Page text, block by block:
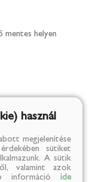
mentes helyen
használ
megjelenítése
sütiket
A sütik
valamint azok
információ ide